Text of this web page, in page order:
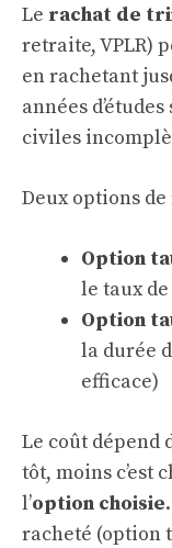
Le rachat de
retraite, VPLR)
en rachetant
années
civiles
Deux options
Option
le taux
Option
la durée
efficace)
Le coût dépend
tôt, moins c’est
l’option choisie
racheté (option